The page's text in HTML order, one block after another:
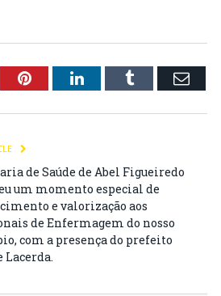
PinterestLinkedInTumblr Email
de Saúde de Abel Figueiredo
um momento especial de
e valorização aos
de Enfermagem do nosso
com a presença do prefeito
Lacerda.